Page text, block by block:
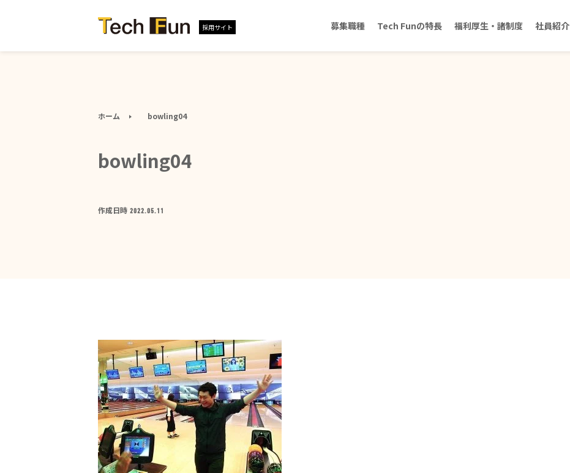
採用サイト 募集職種 Tech Funの特長 福利厚生・諸制度 社員紹介
ホーム bowling04
bowling04
作成日時 2022.05.11